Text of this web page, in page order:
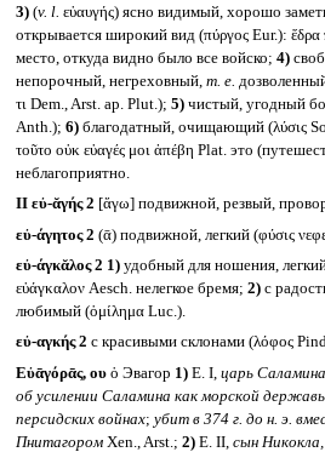
3)(v. l. εὐαυγής) ясно видимый, хорошо
открывается широкий вид (πύργος Eur.): ἕδρα
место, откуда видно было все войско; 4)
непорочный, негреховный,т. е. дозволенный
τι Dem., Arst. ap. Plut.); 5)чистый, угодный
Anth.); 6)благодатный, очищающий (λύσις
τοῦτο οὐκ εὐαγές μοι ἀπέβη Plat. это
неблагоприятно.
II εὐ-ᾰγής 2 [ἄγω] подвижной, резвый,
εὐ-άγητος 2 (ᾱ) подвижной, легкий (φύσις
εὐ-άγκᾰλος 2 1)удобный для ношения,
εὐάγκαλον Aesch. нелегкое бремя; 2)с
любимый (ὁμίλημα Luc.).
εὐ-αγκής 2 с красивыми склонами (λόφος
Εὐᾱγόρᾱς, ουὁ Эвагор 1)Ε. I, царь
об усилении Саламина как морской
персидских войнах; убит в 374 г. до н. э.
ПнитагоромXen., Arst.; 2)Ε. II, сын